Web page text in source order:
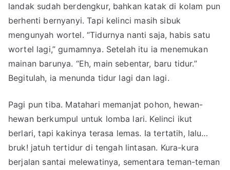
landak sudah berdengkur, bahkan katak di kolam pun
berhenti bernyanyi. Tapi kelinci masih sibuk
mengunyah wortel. “Tidurnya nanti saja, habis satu
wortel lagi,” gumamnya. Setelah itu ia menemukan
mainan barunya. “Eh, main sebentar, baru tidur.”
Begitulah, ia menunda tidur lagi dan lagi.
Pagi pun tiba. Matahari memanjat pohon, hewan-
hewan berkumpul untuk lomba lari. Kelinci ikut
berlari, tapi kakinya terasa lemas. Ia tertatih, lalu…
bruk! jatuh tertidur di tengah lintasan. Kura-kura
berjalan santai melewatinya, sementara teman-teman